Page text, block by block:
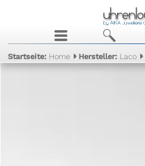
j b
Startseite: Home Hersteller: Laco